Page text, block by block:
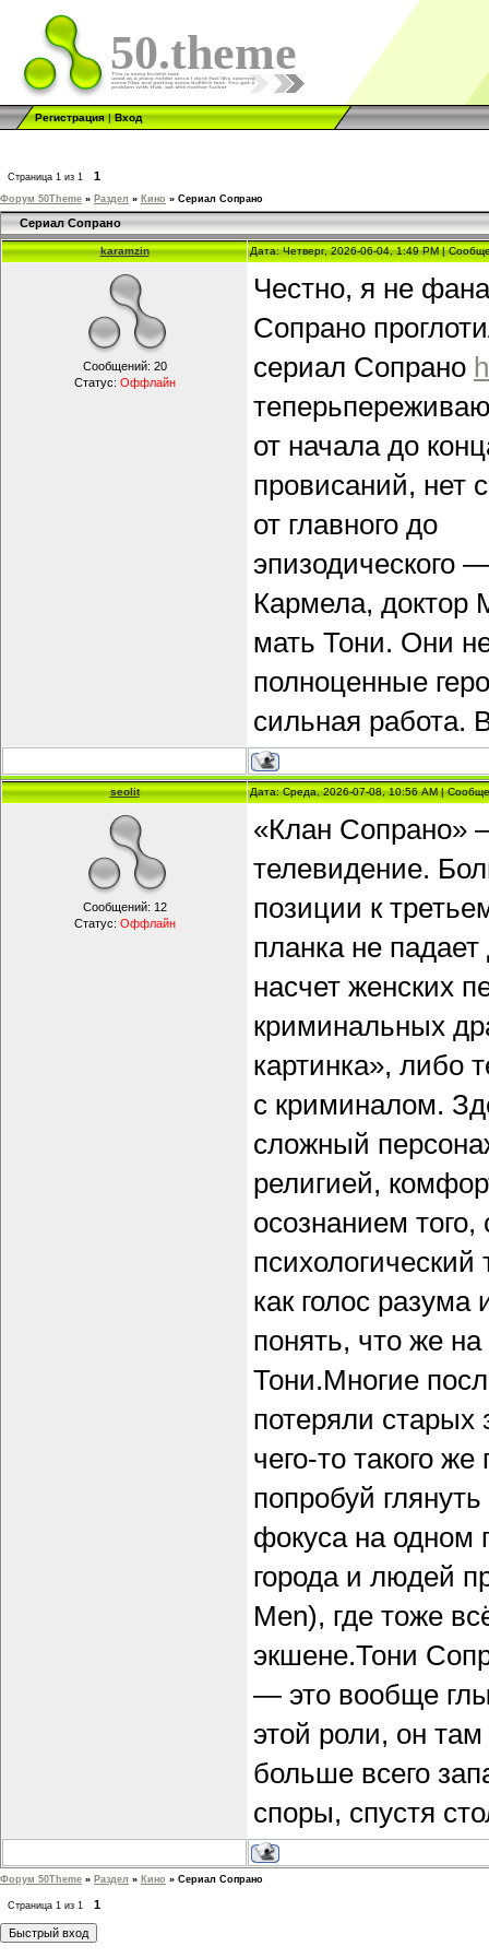
50.theme
Регистрация|Вход
Страница 1 из 1 1
Форум 50Theme » Раздел » Кино » Сериал Сопрано
Сериал Сопрано
karamzin Дата: Четверг, 2026-06-04, 1:49 PM |
Сообщений: 20
Статус: Оффлайн
Честно, я не
Сопрано
сериал Сопрано
от начала до
провисаний, нет
от главного до
эпизодического
Кармела, доктор
мать Тони. Они
полноценные
сильная работа.
seolit Дата: Среда, 2026-07-08, 10:56 AM |
Сообщений: 12
Статус: Оффлайн
«Клан Сопрано»
телевидение.
позиции к
планка не
насчет женских
криминальных
картинка», либо
с криминалом.
сложный
религией,
осознанием
как голос разума
понять, что же
Тони.Многие
потеряли старых
чего-то такого
попробуй
фокуса на одном
города и людей
Men), где тоже
экшене.Тони
— это вообще
этой роли, он
больше всего
споры, спустя
Форум 50Theme » Раздел » Кино » Сериал Сопрано
Страница 1 из 1 1